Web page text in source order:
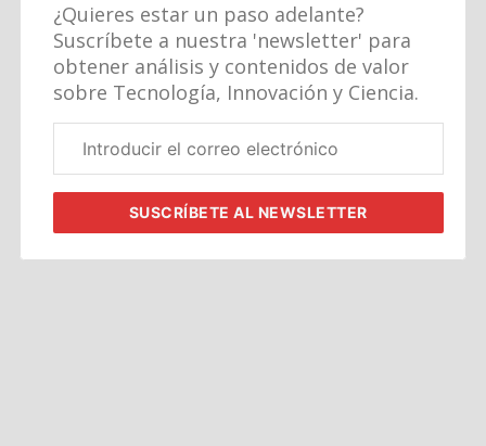
¿Quieres estar un paso adelante?
Suscríbete a nuestra 'newsletter' para
obtener análisis y contenidos de valor
sobre Tecnología, Innovación y Ciencia.
electrónico
SUSCRÍBETEAL NEWSLETTER